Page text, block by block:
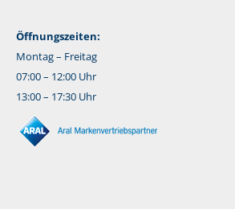
Öffnungszeiten:
Montag – Freitag
07:00 – 12:00 Uhr
13:00 – 17:30 Uhr